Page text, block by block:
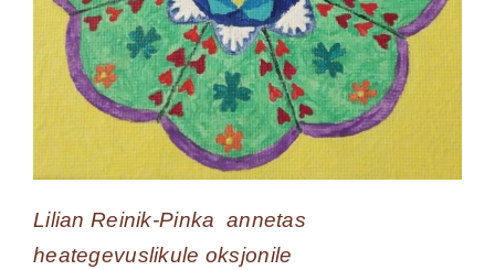
Lilian Reinik-Pinka annetas
heategevuslikule oksjonile